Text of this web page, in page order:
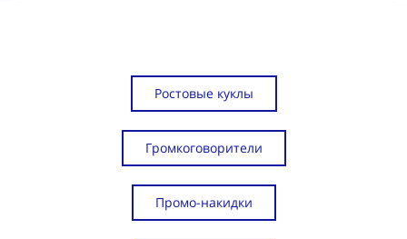
Ростовые куклы
Громкоговорители
Промо-накидки